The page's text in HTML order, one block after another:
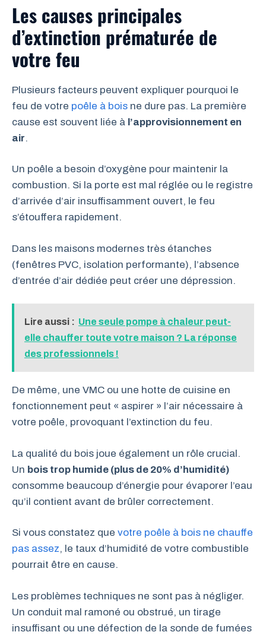
Les causes principales
d’extinction prématurée de
votre feu
Plusieurs facteurs peuvent expliquer pourquoi le
feu de votre poêle à bois ne dure pas. La première
cause est souvent liée à l’approvisionnement en
air.
Un poêle a besoin d’oxygène pour maintenir la
combustion. Si la porte est mal réglée ou le registre
d’arrivée d’air insuffisamment ouvert, le feu
s’étouffera rapidement.
Dans les maisons modernes très étanches
(fenêtres PVC, isolation performante), l’absence
d’entrée d’air dédiée peut créer une dépression.
Lire aussi : Une seule pompe à chaleur peut-
elle chauffer toute votre maison ? La réponse
des professionnels !
De même, une VMC ou une hotte de cuisine en
fonctionnement peut « aspirer » l’air nécessaire à
votre poêle, provoquant l’extinction du feu.
La qualité du bois joue également un rôle crucial.
Un bois trop humide (plus de 20% d’humidité)
consomme beaucoup d’énergie pour évaporer l’eau
qu’il contient avant de brûler correctement.
Si vous constatez que votre poêle à bois ne chauffe
pas assez, le taux d’humidité de votre combustible
pourrait être en cause.
Les problèmes techniques ne sont pas à négliger.
Un conduit mal ramoné ou obstrué, un tirage
insuffisant ou une défection de la sonde de fumées